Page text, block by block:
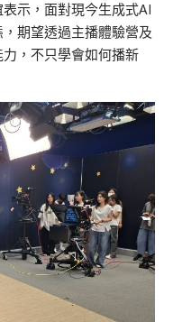
示，面對現今生成式AI
期望透過主播體驗營及
，不只學會如何播新